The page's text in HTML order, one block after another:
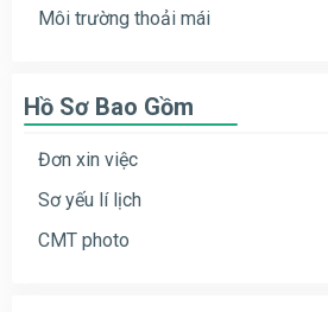
Môi trường thoải mái
Hồ Sơ Bao Gồm
Đơn xin việc
Sơ yếu lí lịch
CMT photo